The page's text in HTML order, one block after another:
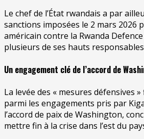
Le chef de l’État rwandais a par
sanctions imposées le 2 mars 2026
américain contre la Rwanda Defence
plusieurs de ses hauts
Un engagement clé de l’accord de
La levée des « mesures défensives
parmi les engagements pris par
l’accord de paix de Washington,
mettre fin à la crise dans l’est du